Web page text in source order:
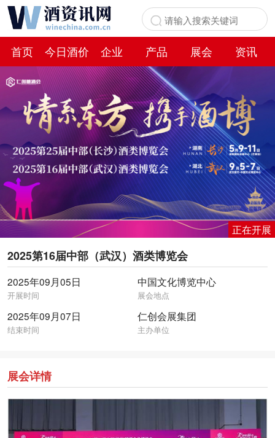
首页 今日酒价 企业 产品 展会
资讯
百科
正在开展
2025第16届中部（武汉）酒类博览会
2025年09月05日
开展时间
中国文化博览中心
展会地点
2025年09月07日
结束时间
仁创会展集团
主办单位
展会详情